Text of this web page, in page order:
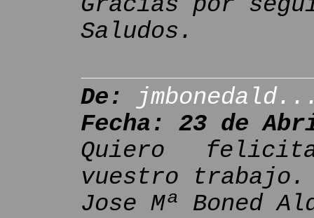
Saludos.
De:
Fecha: 23 de
Quiero
vuestro trabajo.
Jose Mª Boned